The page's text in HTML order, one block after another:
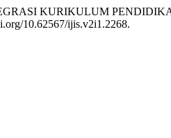
KURIKULUM
10.62567/ijis.v2i1.2268.